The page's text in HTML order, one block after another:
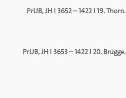
PrUB, JH I 3652 – 1422 I 19. Thorn.
PrUB, JH I 3653 – 1422 I 20. Brügge.